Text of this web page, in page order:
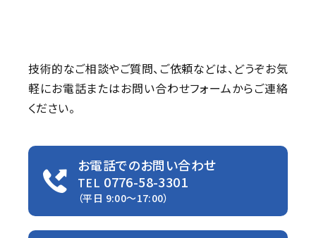
技術的なご相談やご質問、ご依頼などは、 どうぞお気
軽にお電話またはお問い合わせフォームからご連絡
ください。
お電話でのお問い合わせ
TEL 0776-58-3301
（平日 9:00〜17:00）